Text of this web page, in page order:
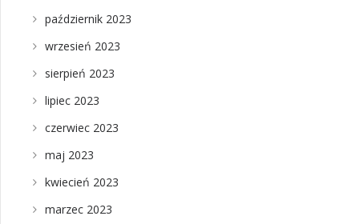
październik 2023
wrzesień 2023
sierpień 2023
lipiec 2023
czerwiec 2023
maj 2023
kwiecień 2023
marzec 2023